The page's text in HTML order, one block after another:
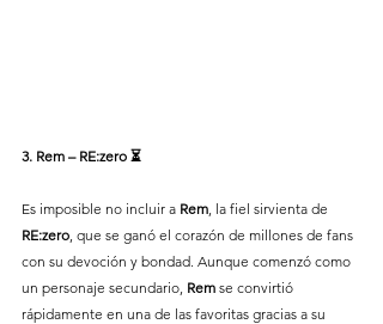
3. Rem – RE:zero ⏳
Es imposible no incluir a Rem , la fiel sirvienta de
RE:zero , que se ganó el corazón de millones de fans
con su devoción y bondad. Aunque comenzó como
un personaje secundario, Rem se convirtió
rápidamente en una de las favoritas gracias a su